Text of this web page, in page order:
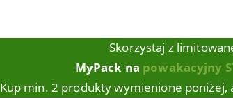
Skorzystaj z
MyPack na powakacyjny
Kup min. 2 produkty wymienione poniżej,